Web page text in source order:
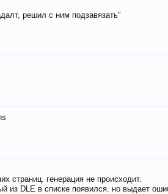
решил с ним подзавязать"
страниц. генерация не происходит.
из DLE в списке появился. но выдает